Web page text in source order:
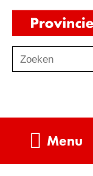
o
Zoeken
Menu